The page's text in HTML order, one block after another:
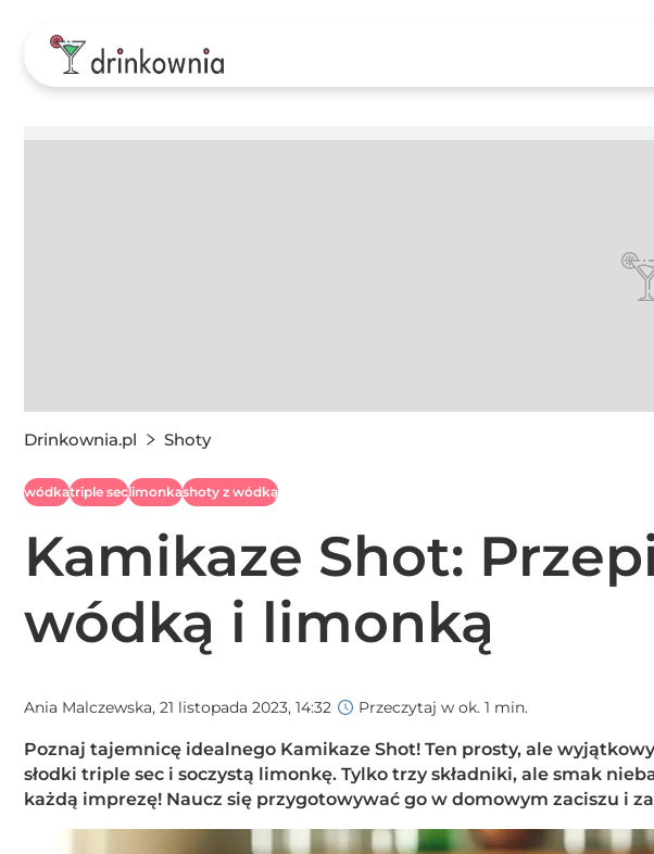
Drinkownia.pl Shoty
wódkatriple seclimonkashoty z wódką
Kamikaze Shot:
wódką i limonką
Ania Malczewska, 21 listopada 2023, 14:32 Przeczytaj w ok. 1 min.
Poznaj tajemnicę idealnego Kamikaze Shot! Ten prosty, ale
słodki triple sec i soczystą limonkę. Tylko trzy składniki, ale smak
każdą imprezę! Naucz się przygotowywać go w domowym zaciszu i